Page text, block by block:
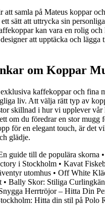
att samla på Mateus koppar
sätt att uttrycka sin
kan vara en rolig och
att upptäcka och lägga
om Koppar
kaffekoppar och fina
liv. Att välja rätt typ av
skillnad i hur vi upplever vår
om du föredrar en stor mugg
för en elegant touch, är det
glädje.
guide till de populära skorna •
i Stockholm • Kavat
utomhus • Off White
• Bally Skor: Stiliga
Herrtröjor – Hitta Din
Hitta din stil på Polo